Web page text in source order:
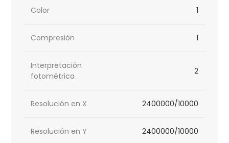
Color 1
Compresión 1
Interpretación
fotométrica
2
Resolución en X 2400000/10000
Resolución en Y 2400000/10000